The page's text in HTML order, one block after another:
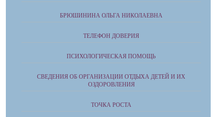
БРЮШИНИНА ОЛЬГА НИКОЛАЕВНА
ТЕЛЕФОН ДОВЕРИЯ
ПСИХОЛОГИЧЕСКАЯ ПОМОЩЬ
СВЕДЕНИЯ ОБ ОРГАНИЗАЦИИ ОТДЫХА ДЕТЕЙ И ИХ
ОЗДОРОВЛЕНИЯ
ТОЧКА РОСТА